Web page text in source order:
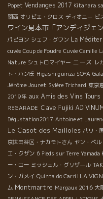
Popet Vendanges 2017 Kitahara
関西 オリビエ・クロス ディオニー ビ
ワイン見本市「アンディジェン
パピヨン シェフ・グワン La
cuvée Coup de Foudre Cuvée Camille
Nature シュトロマイヤー ニース レ
ト・ハン氏 Higashi guinza SOYA
Jérôme Jouret Sylère Trichard 東京
2019年 aux Amis des Vins Tours
REGARADE Ｃave Fujiki AD
Dégustation2017 Antoine et
Le Casot des Mailloles パリ・
京世田谷区・ナカモトさん ヤン・ベル
エ・クザン 6 Pieds sur Terre Yamada
ー・ロー ミッシェル・グリザール
ン・ガメイ Quinta do Carril LA
ム Montmartre Margaux 2016 大